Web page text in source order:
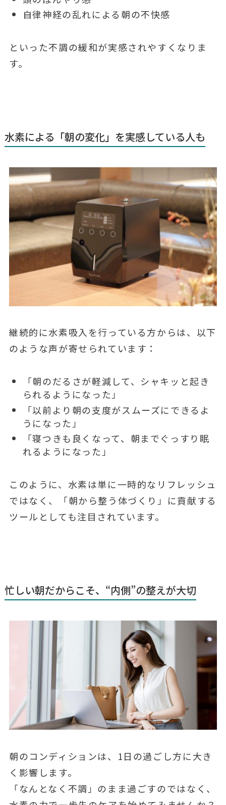
自律神経の乱れによる朝の不快感
といった不調の緩和が実感されやすくなりま
す。
水素による「朝の変化」を実感している人も
継続的に水素吸入を行っている方からは、以下
のような声が寄せられています：
「朝のだるさが軽減して、シャキッと起き
られるようになった」
「以前より朝の支度がスムーズにできるよ
うになった」
「寝つきも良くなって、朝までぐっすり眠
れるようになった」
このように、水素は単に一時的なリフレッシュ
ではなく、「朝から整う体づくり」に貢献する
ツールとしても注目されています。
忙しい朝だからこそ、“内側”の整えが大切
朝のコンディションは、1日の過ごし方に大き
く影響します。
「なんとなく不調」のまま過ごすのではなく、